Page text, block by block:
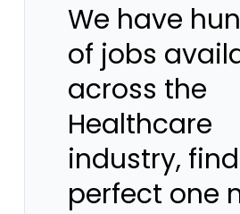
We have
of jobs
across the
Healthcare
industry,
perfect one